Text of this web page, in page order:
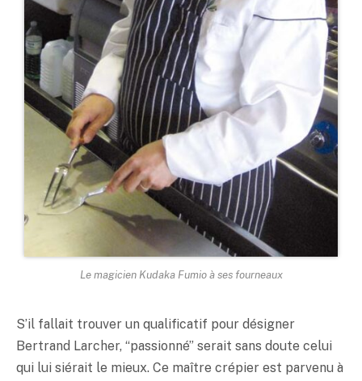
Le magicien Kudaka Fumio à ses fourneaux
S’il fallait trouver un qualificatif pour désigner
Bertrand Larcher, “passionné” serait sans doute celui
qui lui siérait le mieux. Ce maître crépier est parvenu à